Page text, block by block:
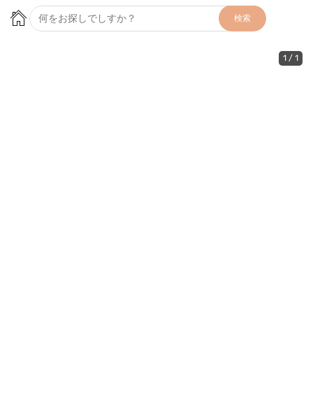
検索
1 / 1